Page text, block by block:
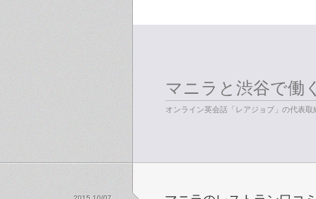
マニラと渋谷で働
オンライン英会話「レアジョブ」の代表